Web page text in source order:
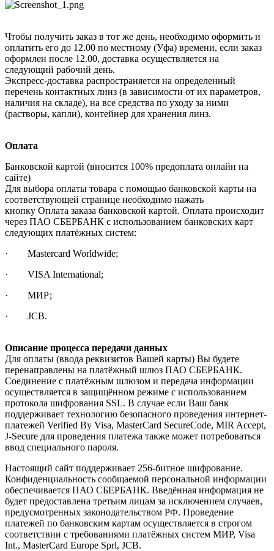
Чтобы получить заказ в тот же день, необходимо оформить и
оплатить его до 12.00 по местному (Уфа) времени, если заказ
оформлен после 12.00, доставка осуществляется на
следующий рабочий день.
Экспресс-доставка распространяется на определенный
перечень контактных линз (в зависимости от их параметров,
наличия на складе), на все средства по уходу за ними
(растворы, капли), контейнер для хранения линз.
Оплата
Банковской картой (вносится 100% предоплата онлайн на
сайте)
Для выбора оплаты товара с помощью банковской карты на
соответствующей странице необходимо нажать
кнопку Оплата заказа банковской картой. Оплата происходит
через ПАО СБЕРБАНК с использованием банковских карт
следующих платёжных систем:
· Mastercard Worldwide;
· VISA International;
· МИР;
· JCB.
Описание процесса передачи данных
Для оплаты (ввода реквизитов Вашей карты) Вы будете
перенаправлены на платёжный шлюз ПАО СБЕРБАНК.
Соединение с платёжным шлюзом и передача информации
осуществляется в защищённом режиме с использованием
протокола шифрования SSL. В случае если Ваш банк
поддерживает технологию безопасного проведения интернет-
платежей Verified By Visa, MasterCard SecureCode, MIR Accept,
J-Secure для проведения платежа также может потребоваться
ввод специального пароля.
Настоящий сайт поддерживает 256-битное шифрование.
Конфиденциальность сообщаемой персональной информации
обеспечивается ПАО СБЕРБАНК. Введённая информация не
будет предоставлена третьим лицам за исключением случаев,
предусмотренных законодательством РФ. Проведение
платежей по банковским картам осуществляется в строгом
соответствии с требованиями платёжных систем МИР, Visa
Int., MasterCard Europe Sprl, JCB.